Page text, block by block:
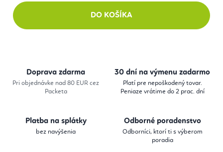
DO KOŠÍKA
Doprava zdarma
Pri objednávke nad 80 EUR cez
Packeta
30 dní na výmenu zadarmo
Platí pre nepoškodený tovar.
Peniaze vrátime do 2 prac. dní
Platba na splátky
bez navýšenia
Odborné poradenstvo
Odborníci, ktorí ti s výberom
poradia